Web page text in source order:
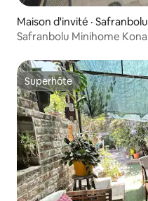
Maison d'invité · Safranbolu
Safranbolu Minihome
Superhôte
Superhôte